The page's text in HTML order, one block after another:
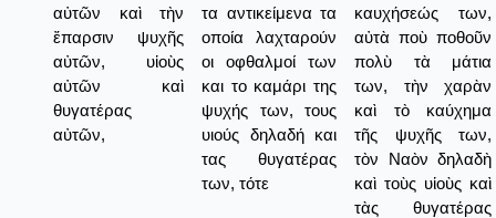
αὐτῶν καὶ τὴν
ἔπαρσιν ψυχῆς
αὐτῶν, υἱοὺς
αὐτῶν καὶ
θυγατέρας
αὐτῶν,
τα αντικείμενα τα
οποία λαχταρούν
οι οφθαλμοί των
και το καμάρι της
ψυχής των, τους
υιούς δηλαδή και
τας θυγατέρας
των, τότε
καυχήσεώς των,
αὐτὰ ποὺ ποθοῦν
πολὺ τὰ μάτια
των, τὴν χαρὰν
καὶ τὸ καύχημα
τῆς ψυχῆς των,
τὸν Ναὸν δηλαδὴ
καὶ τοὺς υἱοὺς καὶ
τὰς θυγατέρας